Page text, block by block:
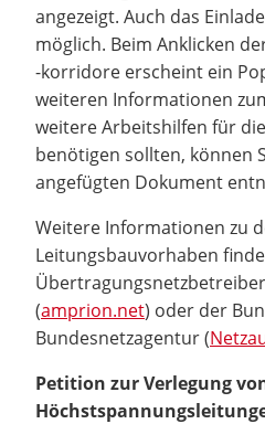
angezeigt. Auch das
möglich. Beim Anklicken
-korridore erscheint ein
weiteren Informationen
weitere Arbeitshilfen für
benötigen sollten, können
angefügten Dokument
Weitere Informationen zu
Leitungsbauvorhaben
(amprion.net) oder der
Bundesnetzagentur (
Petition zur Verlegung